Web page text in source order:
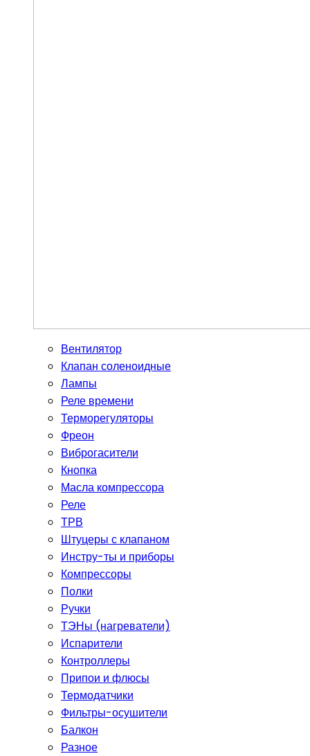
Вентилятор
Клапан соленоидные
Лампы
Реле времени
Терморегуляторы
Фреон
Виброгасители
Кнопка
Масла компрессора
Реле
ТРВ
Штуцеры с клапаном
Инстру-ты и приборы
Компрессоры
Полки
Ручки
ТЭНы (нагреватели)
Испарители
Контроллеры
Припои и флюсы
Термодатчики
Фильтры-осушители
Балкон
Разное